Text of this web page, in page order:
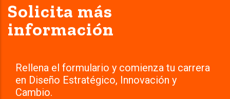
Solicita más
información
Rellena el formulario y comienza tu carrera
en Diseño Estratégico, Innovación y
Cambio.